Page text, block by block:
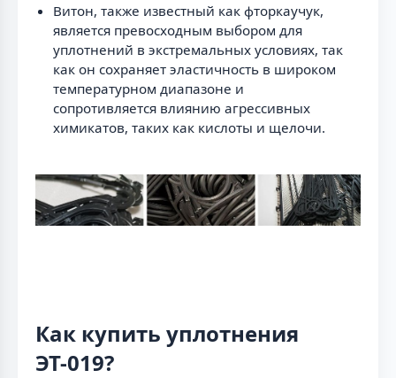
Витон, также известный как фторкаучук,
является превосходным выбором для
уплотнений в экстремальных условиях, так
как он сохраняет эластичность в широком
температурном диапазоне и
сопротивляется влиянию агрессивных
химикатов, таких как кислоты и щелочи.
Как купить уплотнения
ЭТ-019?